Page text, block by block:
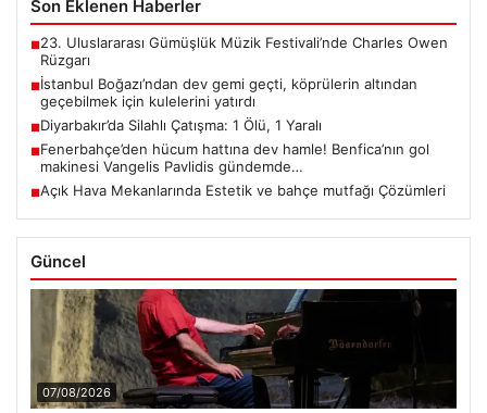
Son Eklenen Haberler
■23. Uluslararası Gümüşlük Müzik Festivali’nde Charles Owen
Rüzgarı
■İstanbul Boğazı’ndan dev gemi geçti, köprülerin altından
geçebilmek için kulelerini yatırdı
■Diyarbakır’da Silahlı Çatışma: 1 Ölü, 1 Yaralı
■Fenerbahçe’den hücum hattına dev hamle! Benfica’nın gol
makinesi Vangelis Pavlidis gündemde…
■Açık Hava Mekanlarında Estetik ve bahçe mutfağı Çözümleri
Güncel
07/08/2026